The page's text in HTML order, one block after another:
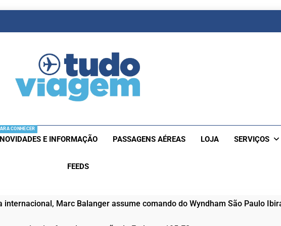
CONHECER
E INFORMAÇÃO PASSAGENS AÉREAS LOJA SERVIÇOS
FEEDS
internacional, Marc Balanger assume comando do Wyndham São Paulo